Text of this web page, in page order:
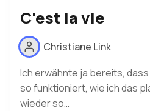
C'est la vie
Christiane Link
Ich erwähnte ja bereits,
so funktioniert, wie ich das
wieder so…